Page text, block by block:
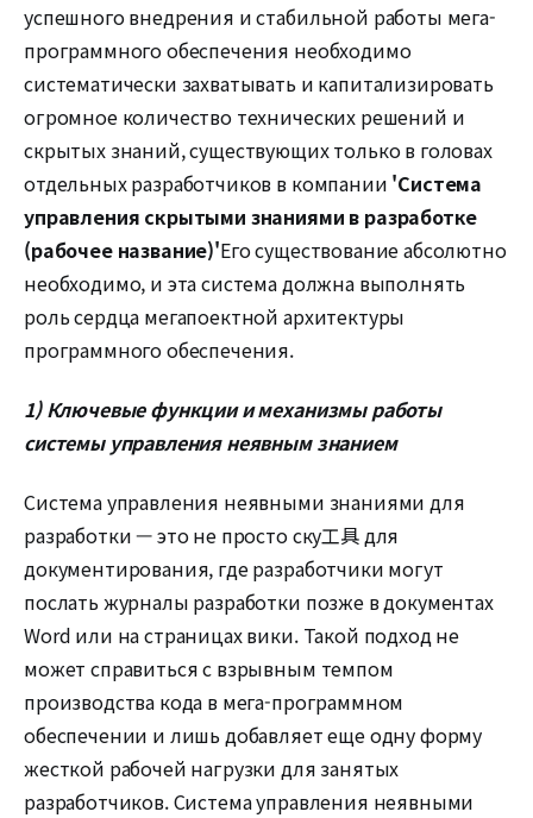
успешного внедрения и стабильной работы мега-
программного обеспечения необходимо
систематически захватывать и капитализировать
огромное количество технических решений и
скрытых знаний, существующих только в головах
отдельных разработчиков в компании 'Система
управления скрытыми знаниями в разработке
(рабочее название)'Его существование абсолютно
необходимо, и эта система должна выполнять
роль сердца мегапоектной архитектуры
программного обеспечения.
1) Ключевые функции и механизмы работы
системы управления неявным знанием
Система управления неявными знаниями для
разработки — это не просто ску工具 для
документирования, где разработчики могут
послать журналы разработки позже в документах
Word или на страницах вики. Такой подход не
может справиться с взрывным темпом
производства кода в мега-программном
обеспечении и лишь добавляет еще одну форму
жесткой рабочей нагрузки для занятых
разработчиков. Система управления неявными